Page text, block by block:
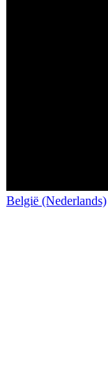
België (Nederlands)